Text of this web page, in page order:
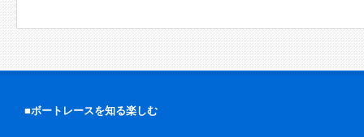
■ボートレースを知る楽しむ